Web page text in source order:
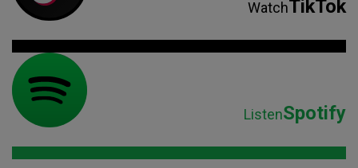
WatchTikTok
ListenSpotify